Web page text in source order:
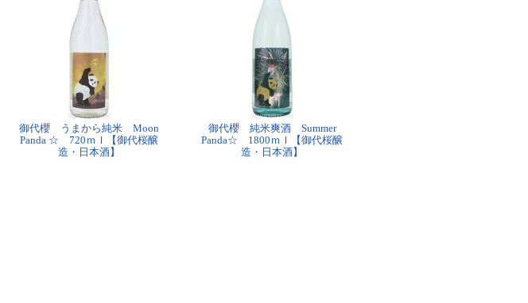
御代櫻 うまから純米 Moon
Panda ☆ 720ｍｌ【御代桜醸
造・日本酒】
御代櫻 純米爽酒 Summer
Panda☆ 1800ｍｌ【御代桜醸
造・日本酒】